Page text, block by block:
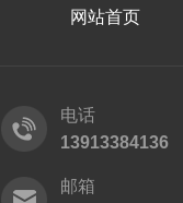
网站首页
电话
13913384136
邮箱